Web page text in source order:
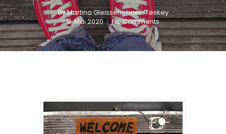
ByMartina Gleissenebner-Teskey
8. Mai 2020
No Comments